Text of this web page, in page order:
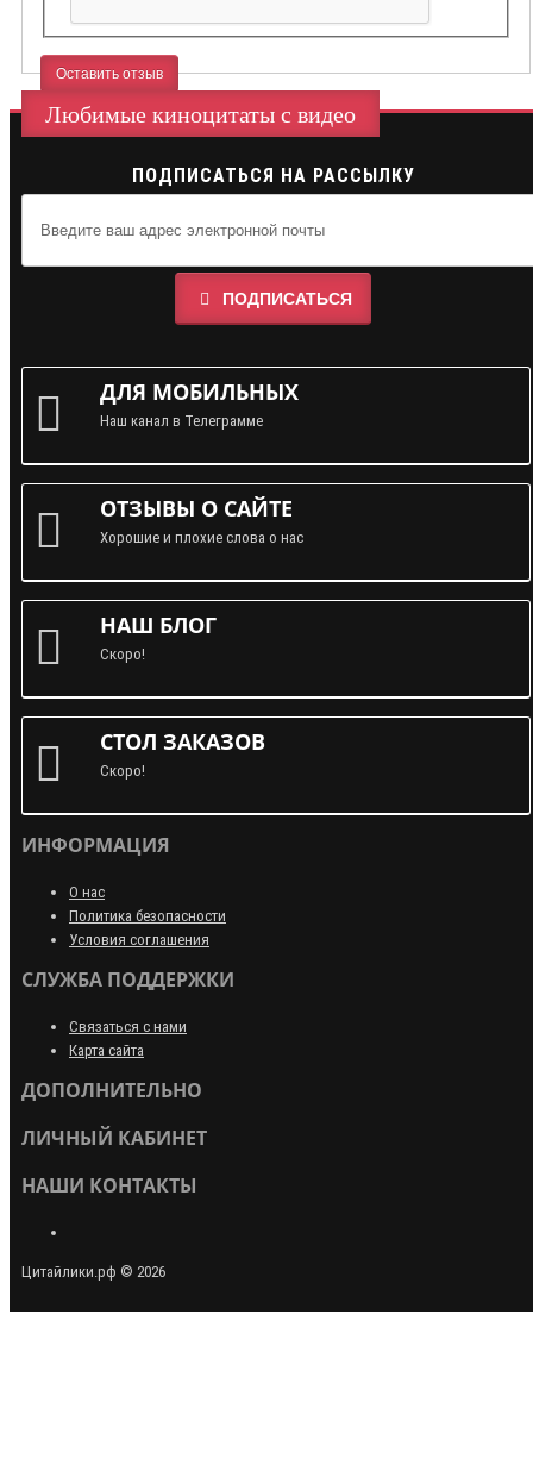
Оставить отзыв
Любимые киноцитаты с видео
ПОДПИСАТЬСЯ НА РАССЫЛКУ
ПОДПИСАТЬСЯ
ДЛЯ МОБИЛЬНЫХ
Наш канал в Телеграмме
ОТЗЫВЫ О САЙТЕ
Хорошие и плохие слова о нас
НАШ БЛОГ
Скоро!
СТОЛ ЗАКАЗОВ
Скоро!
ИНФОРМАЦИЯ
О нас
Политика безопасности
Условия соглашения
СЛУЖБА ПОДДЕРЖКИ
Связаться с нами
Карта сайта
ДОПОЛНИТЕЛЬНО
ЛИЧНЫЙ КАБИНЕТ
НАШИ КОНТАКТЫ
Цитайлики.рф © 2026